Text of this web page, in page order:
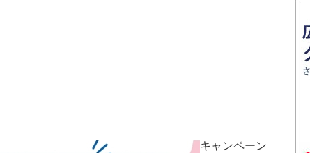
キャンペーン